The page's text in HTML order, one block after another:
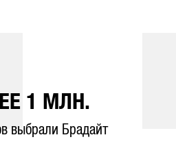
1 МЛН.
выбрали Брадайт